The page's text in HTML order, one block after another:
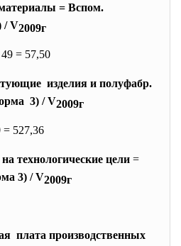
= Вспом.
/ V2009г
= 57,50
изделия и полуфабр.
3) / V2009г
= 527,36
технологические цели =
3) / V2009г
плата производственных